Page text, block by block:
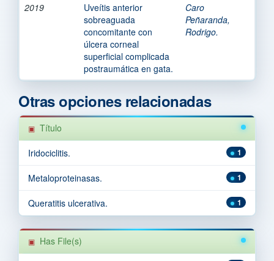
2019
Uveítis anterior
sobreaguada
concomitante con
úlcera corneal
superficial complicada
postraumática en gata.
Caro
Peñaranda,
Rodrigo.
Otras opciones relacionadas
Título
1
Iridociclitis.
1
Metaloproteinasas.
1
Queratitis ulcerativa.
Has File(s)